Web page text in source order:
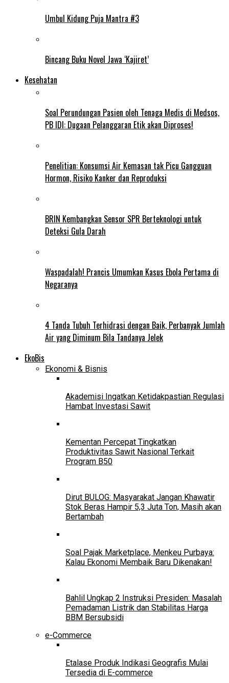
Umbul Kidung Puja Mantra #3
Bincang Buku Novel Jawa ‘Kajiret’
Kesehatan
Soal Perundungan Pasien oleh Tenaga Medis di Medsos,
PB IDI: Dugaan Pelanggaran Etik akan Diproses!
Penelitian: Konsumsi Air Kemasan tak Picu Gangguan
Hormon, Risiko Kanker dan Reproduksi
BRIN Kembangkan Sensor SPR Berteknologi untuk
Deteksi Gula Darah
Waspadalah! Prancis Umumkan Kasus Ebola Pertama di
Negaranya
4 Tanda Tubuh Terhidrasi dengan Baik, Perbanyak Jumlah
Air yang Diminum Bila Tandanya Jelek
EkoBis
Ekonomi & Bisnis
Akademisi Ingatkan Ketidakpastian Regulasi
Hambat Investasi Sawit
Kementan Percepat Tingkatkan
Produktivitas Sawit Nasional Terkait
Program B50
Dirut BULOG: Masyarakat Jangan Khawatir
Stok Beras Hampir 5,3 Juta Ton, Masih akan
Bertambah
Soal Pajak Marketplace, Menkeu Purbaya:
Kalau Ekonomi Membaik Baru Dikenakan!
Bahlil Ungkap 2 Instruksi Presiden: Masalah
Pemadaman Listrik dan Stabilitas Harga
BBM Bersubsidi
e-Commerce
Etalase Produk Indikasi Geografis Mulai
Tersedia di E-commerce